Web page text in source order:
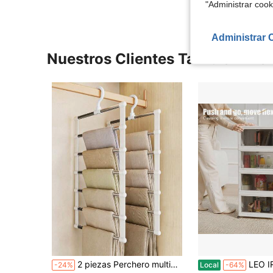
Nuestros Clientes También
-24% 2 piezas Perchero multiusos y multicapa para pantalones - Diseño plegable que ahorra espacio para una organización efectiva del armario, organizador de plástico para jeans, leggings y pantalones casuales, perchero antideslizante para el hogar, ideal para el Día de San Valentín, el Día de la Madre, la habitación del dormitorio Local -64% LEO IRIS [KNERS] Caja de almacenamiento apilable de 4/5 capas con ruedas - Caja de almacenamiento de plástico plegable, adecuada para hogares y oficinas, capacidad de 3
"Administrar
Administrar